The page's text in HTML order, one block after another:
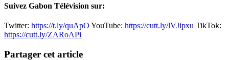
Suivez Gabon Télévision sur:
Twitter: https://t.ly/quApO YouTube: https://cutt.ly/lVJipxu TikTok:
https://cutt.ly/ZARoAPi
Partager cet article